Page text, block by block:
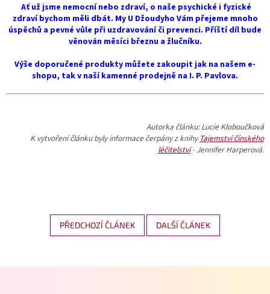
Ať už jsme nemocní nebo zdraví, o naše psychické i fyzické
zdraví bychom měli dbát. My U Džoudyho Vám přejeme mnoho
úspěchů a pevné vůle při uzdravování či prevenci. Příští díl bude
věnován měsíci březnu a žlučníku.
Výše doporučené produkty můžete zakoupit jak na našem e-
shopu, tak v naší kamenné prodejně na I. P. Pavlova.
Autorka článku: Lucie Kloboučková
K vytvoření článku byly informace čerpány z knihyTajemství čínského
léčitelství- Jennifer Harperová.
PŘEDCHOZÍ ČLÁNEK DALŠÍ ČLÁNEK